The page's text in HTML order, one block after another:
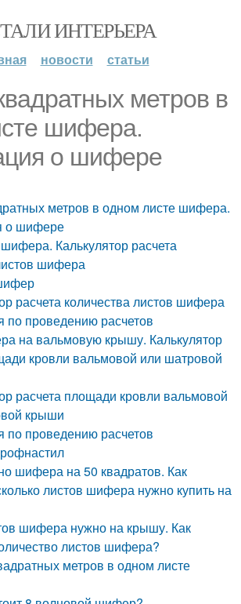
ИНТЕРЬЕРА
новости статьи
метров в
шифера.
о шифере
метров в одном листе шифера.
о шифере
Калькулятор расчета
шифера
расчета количества листов шифера
по проведению расчетов
на вальмовую крышу. Калькулятор
кровли вальмовой или шатровой
расчета площади кровли вальмовой
крыши
по проведению расчетов
шифера на 50 квадратов. Как
листов шифера нужно купить на
шифера нужно на крышу. Как
листов шифера?
метров в одном листе